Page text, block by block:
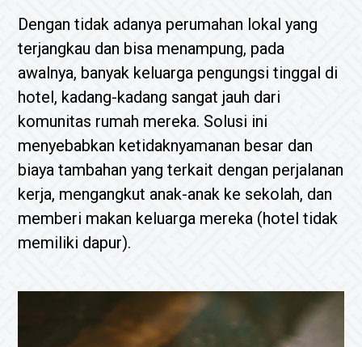
Dengan tidak adanya perumahan lokal yang
terjangkau dan bisa menampung, pada
awalnya, banyak keluarga pengungsi tinggal di
hotel, kadang-kadang sangat jauh dari
komunitas rumah mereka. Solusi ini
menyebabkan ketidaknyamanan besar dan
biaya tambahan yang terkait dengan perjalanan
kerja, mengangkut anak-anak ke sekolah, dan
memberi makan keluarga mereka (hotel tidak
memiliki dapur).